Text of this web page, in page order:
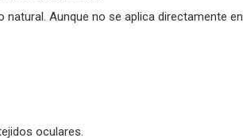
natural. Aunque no se aplica directamente en
oculares.